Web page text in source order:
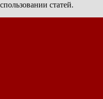
статей.